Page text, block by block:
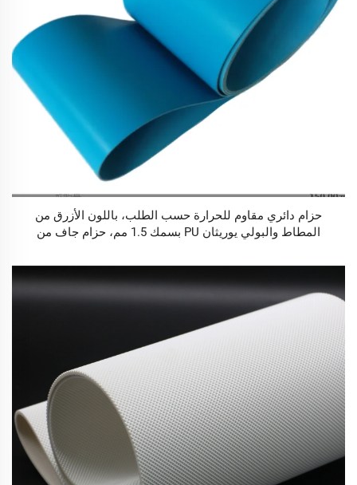
حزام دائري مقاوم للحرارة حسب الطلب، باللون الأزرق من
المطاط والبولي يوريثان PU بسمك 1.5 مم، حزام جاف من